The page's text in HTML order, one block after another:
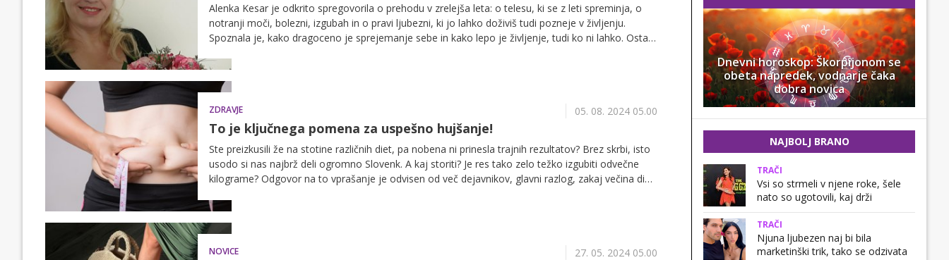
Alenka Kesar je odkrito spregovorila o prehodu v zrelejša leta: o telesu, ki se z leti spreminja, o
notranji moči, bolezni, izgubah in o pravi ljubezni, ki jo lahko doživiš tudi pozneje v življenju.
Spoznala je, kako dragoceno je sprejemanje sebe in kako lepo je življenje, tudi ko ni lahko. Ostaja
bodite v oporo druga drugi.
ZDRAVJE 05. 08. 2024 05.00
To je ključnega pomena za uspešno hujšanje!
Ste preizkusili že na stotine različnih diet, pa nobena ni prinesla trajnih rezultatov? Brez skrbi, isto
usodo si nas najbrž deli ogromno Slovenk. A kaj storiti? Je res tako zelo težko izgubiti odvečne
kilograme? Odgovor na to vprašanje je odvisen od več dejavnikov, glavni razlog, zakaj večina diet
NOVICE 27. 05. 2024 05.00
Dnevni horoskop: Škorpijonom se
obeta napredek, vodnarje čaka
dobra novica
NAJBOLJ BRANO
TRAČI
Vsi so strmeli v njene roke, šele
nato so ugotovili, kaj drži
TRAČI
Njuna ljubezen naj bi bila
marketinški trik, tako se odzivata